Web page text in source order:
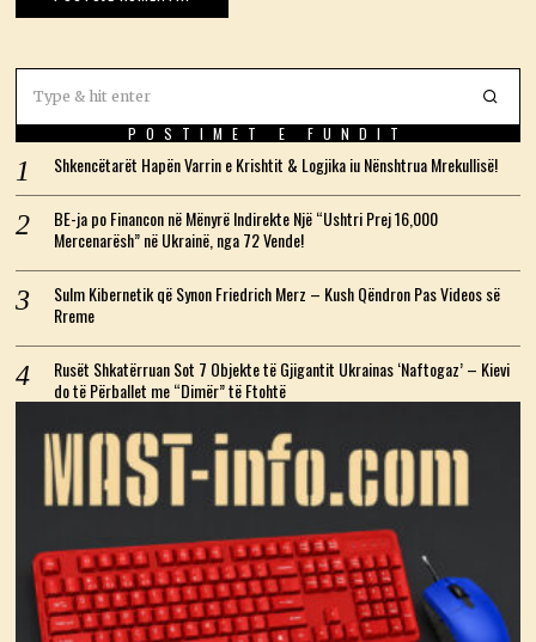
POSTIMET E FUNDIT
Shkencëtarët Hapën Varrin e Krishtit & Logjika iu Nënshtrua Mrekullisë!
BE-ja po Financon në Mënyrë Indirekte Një “Ushtri Prej 16,000
Mercenarësh” në Ukrainë, nga 72 Vende!
Sulm Kibernetik që Synon Friedrich Merz – Kush Qëndron Pas Videos së
Rreme
Rusët Shkatërruan Sot 7 Objekte të Gjigantit Ukrainas ‘Naftogaz’ – Kievi
do të Përballet me “Dimër” të Ftohtë